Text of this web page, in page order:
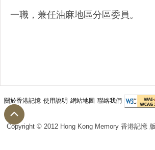
一職，兼任油麻地區分區委員。
關於香港記憶 使用說明 網站地圖 聯絡我們
Copyright © 2012 Hong Kong Memory 香港記憶